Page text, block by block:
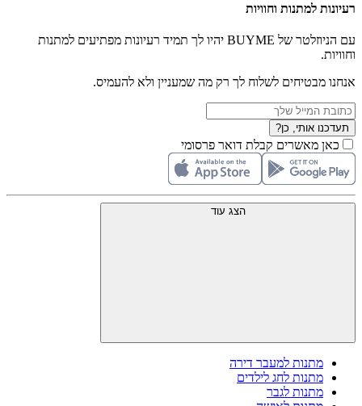
רעיונות למתנות וחוויות
עם הניוזלטר של BUYME יהיו לך תמיד רעיונות מפתיעים למתנות
וחוויות.
אנחנו מבטיחים לשלוח לך רק מה שמעניין ולא להעמיס.
תעדכנו אותי, כן?
כאן מאשרים קבלת דואר פרסומי
הצג עוד
מתנות למעבר דירה
מתנות לחג לילדים
מתנות לגבר